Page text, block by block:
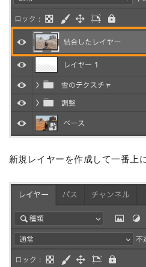
新規レイヤーを作成して一番上